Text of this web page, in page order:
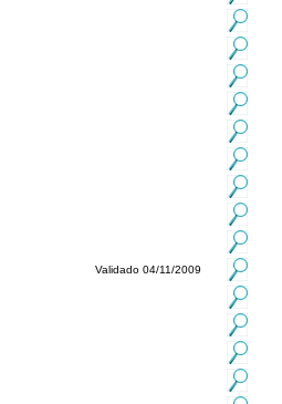
Validado 04/11/2009